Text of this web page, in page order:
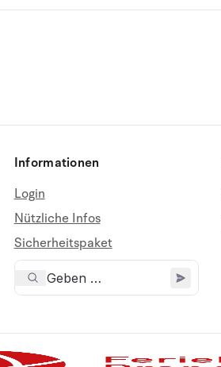
Informationen
Login
Nützliche Infos
Sicherheitspaket